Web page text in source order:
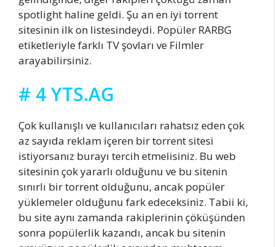
spotlight haline geldi. Şu an en iyi torrent
sitesinin ilk on listesindeydi. Popüler RARBG
etiketleriyle farklı TV şovları ve Filmler
arayabilirsiniz.
# 4 YTS.AG
Çok kullanışlı ve kullanıcıları rahatsız eden çok
az sayıda reklam içeren bir torrent sitesi
istiyorsanız burayı tercih etmelisiniz. Bu web
sitesinin çok yararlı olduğunu ve bu sitenin
sınırlı bir torrent olduğunu, ancak popüler
yüklemeler olduğunu fark edeceksiniz. Tabii ki,
bu site aynı zamanda rakiplerinin çöküşünden
sonra popülerlik kazandı, ancak bu sitenin